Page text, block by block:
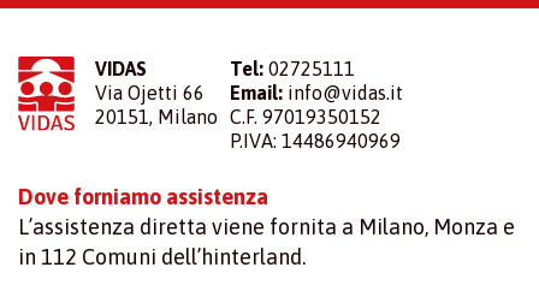
VIDAS
Via Ojetti 66
20151, Milano
Tel: 02725111
Email: info@vidas.it
C.F. 97019350152
P.IVA: 14486940969
Dove forniamo assistenza
L’assistenza diretta viene fornita a Milano, Monza e
in 112 Comuni dell’hinterland.